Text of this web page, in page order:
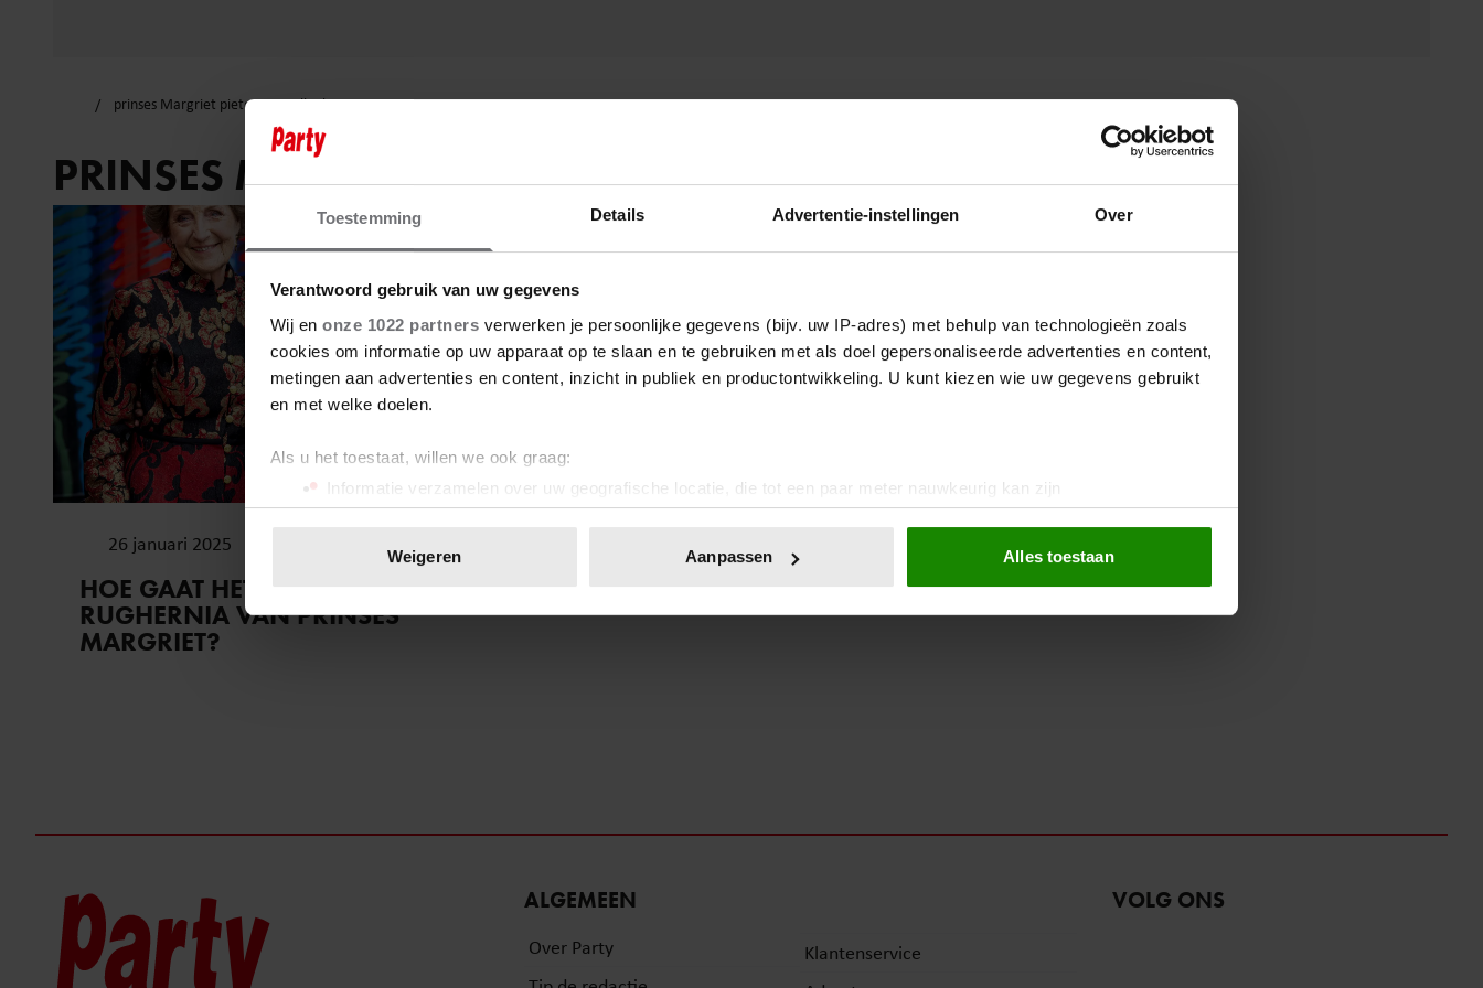
Toestemming Details Advertentie-instellingen Over
Verantwoord gebruik van uw gegevens
Wij en onze 1022 partners verwerken je persoonlijke gegevens (bijv. uw IP-adres) met behulp van technologieën zoals
cookies om informatie op uw apparaat op te slaan en te gebruiken met als doel gepersonaliseerde advertenties en content,
metingen aan advertenties en content, inzicht in publiek en productontwikkeling. U kunt kiezen wie uw gegevens gebruikt
en met welke doelen.
Als u het toestaat, willen we ook graag:
Informatie verzamelen over uw geografische locatie, die tot een paar meter nauwkeurig kan zijn
Uw apparaat identificeren door het actief te scannen op specifieke eigenschappen (fingerprinting)
toestemming op elk moment wijzigen of intrekken in de Cookieverklaring.
We gebruiken cookies om content en advertenties te personaliseren, om functies voor social media te bieden en om ons
Weigeren Aanpassen Alles toestaan
prinses Margriet pieter van vollenhoven
PRINSES MARGRIET PIETER VAN VOLLENHOVEN
26 januari 2025
HOE GAAT HET MET DE
RUGHERNIA VAN PRINSES
MARGRIET?
ALGEMEEN
Over Party
Klantenservice
VOLG ONS